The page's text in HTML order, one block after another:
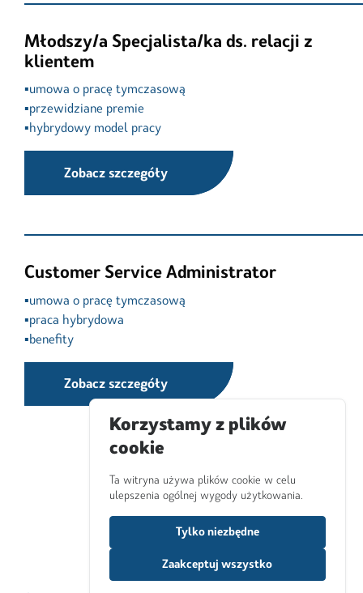
Młodszy/a Specjalista/ka ds. relacji z
klientem
▪️umowa o pracę tymczasową
▪️przewidziane premie
▪️hybrydowy model pracy
Zobacz szczegóły
Customer Service Administrator
▪️umowa o pracę tymczasową
▪️praca hybrydowa
▪️benefity
Zobacz szczegóły
Korzystamy z plików
cookie
Ta witryna używa plików cookie w celu
ulepszenia ogólnej wygody użytkowania.
Tylko niezbędne
Zaakceptuj wszystko